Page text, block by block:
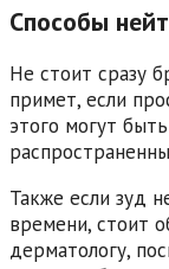
Способы
Не стоит сразу
примет, если
этого могут
Также если зуд
времени, стоит
дерматологу,